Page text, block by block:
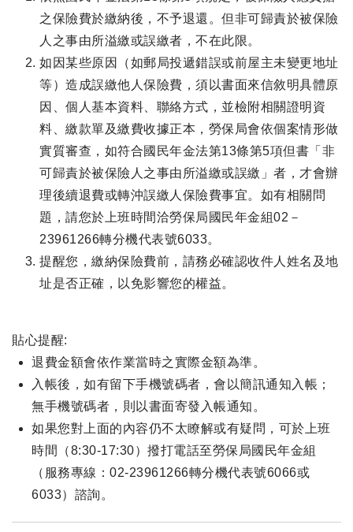
之保險費於繳納後，不予退還。但非可歸責於被保險
人之事由所溢繳或誤繳者，不在此限。
如因某些原因（如郵局投遞錯誤或前屋主未變更地址
等）造成誤繳他人保險費，須以書面來信敘明具體原
因、個人基本資料、聯絡方式，並檢附相關證明資
料、繳款單及繳費收據正本，勞保局會依個案情形做
實質審查，如符合國民年金法第13條第5項但書「非
可歸責於被保險人之事由所溢繳或誤繳」者，才會辦
理後續退費或轉沖誤繳人保險費事宜。如有相關問
題，請您於上班時間洽勞保局國民年金組02－
23961266轉分機代表號6033。
提醒您，繳納保險費前，請務必確認收件人姓名及地
址是否正確，以免影響您的權益。
貼心提醒:
退費金額會依作業當時之實際金額為準。
入帳後，如有留下手機號碼者，會以簡訊通知入帳；
無手機號碼者，則以書面寄發入帳通知。
如果您對上面的內容仍不太瞭解或有疑問，可於上班
時間（8:30-17:30）撥打電話至勞保局國民年金組
（服務專線：02-23961266轉分機代表號6066或
6033）諮詢。